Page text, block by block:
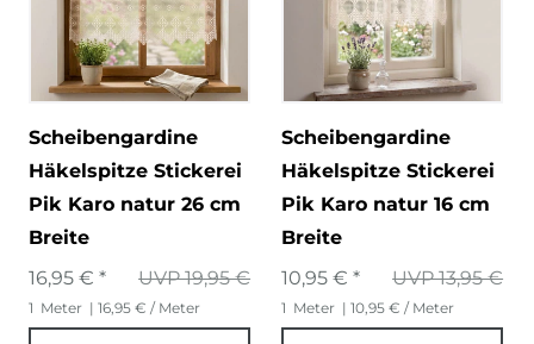
Scheibengardine
Häkelspitze Stickerei
Pik Karo natur 26 cm
Breite
UVP 19,95 €
16,95 € *
1 Meter | 16,95 € / Meter
Scheibengardine
Häkelspitze Stickerei
Pik Karo natur 16 cm
Breite
UVP 13,95 €
10,95 € *
1 Meter | 10,95 € / Meter